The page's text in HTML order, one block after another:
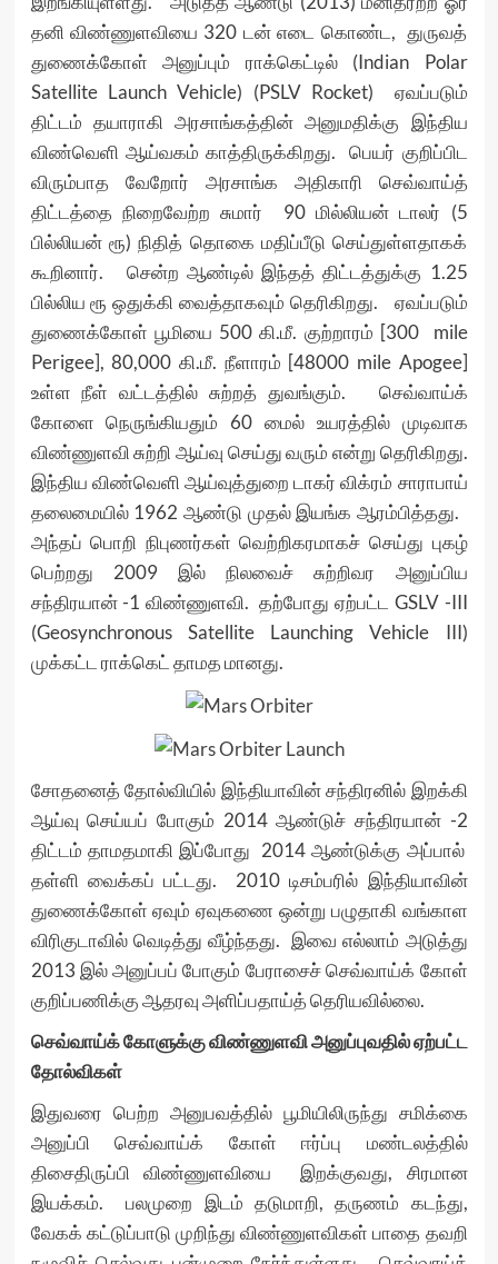
தனி விண்ணுளவியை 320 டன் எடை கொண்ட, துருவத்
துணைக்கோள் அனுப்பும் ராக்கெட்டில் (Indian Polar
Satellite Launch Vehicle) (PSLV Rocket) ஏவப்படும்
திட்டம் தயாராகி அரசாங்கத்தின் அனுமதிக்கு இந்திய
விண்வெளி ஆய்வகம் காத்திருக்கிறது. பெயர் குறிப்பிட
விரும்பாத வேறோர் அரசாங்க அதிகாரி செவ்வாய்த்
திட்டத்தை நிறைவேற்ற சுமார் 90 மில்லியன் டாலர் (5
பில்லியன் ரூ) நிதித் தொகை மதிப்பீடு செய்துள்ளதாகக்
கூறினார். சென்ற ஆண்டில் இந்தத் திட்டத்துக்கு 1.25
பில்லிய ரூ ஒதுக்கி வைத்தாகவும் தெரிகிறது. ஏவப்படும்
துணைக்கோள் பூமியை 500 கி.மீ. குற்றாரம் [300 mile
Perigee], 80,000 கி.மீ. நீளாரம் [48000 mile Apogee]
உள்ள நீள் வட்டத்தில் சுற்றத் துவங்கும். செவ்வாய்க்
கோளை நெருங்கியதும் 60 மைல் உயரத்தில் முடிவாக
விண்ணுளவி சுற்றி ஆய்வு செய்து வரும் என்று தெரிகிறது.
இந்திய விண்வெளி ஆய்வுத்துறை டாகர் விக்ரம் சாராபாய்
தலைமையில் 1962 ஆண்டு முதல் இயங்க ஆரம்பித்தது.
அந்தப் பொறி நிபுணர்கள் வெற்றிகரமாகச் செய்து புகழ்
பெற்றது 2009 இல் நிலவைச் சுற்றிவர அனுப்பிய
சந்திரயான் -1 விண்ணுளவி. தற்போது ஏற்பட்ட GSLV -III
(Geosynchronous Satellite Launching Vehicle III)
முக்கட்ட ராக்கெட் தாமத மானது.
சோதனைத் தோல்வியில் இந்தியாவின் சந்திரனில் இறக்கி
ஆய்வு செய்யப் போகும் 2014 ஆண்டுச் சந்திரயான் -2
திட்டம் தாமதமாகி இப்போது 2014 ஆண்டுக்கு அப்பால்
தள்ளி வைக்கப் பட்டது. 2010 டிசம்பரில் இந்தியாவின்
துணைக்கோள் ஏவும் ஏவுகணை ஒன்று பழுதாகி வங்காள
விரிகுடாவில் வெடித்து வீழ்ந்தது. இவை எல்லாம் அடுத்து
2013 இல் அனுப்பப் போகும் பேராசைச் செவ்வாய்க் கோள்
குறிப்பணிக்கு ஆதரவு அளிப்பதாய்த் தெரியவில்லை.
செவ்வாய்க் கோளுக்கு விண்ணுளவி அனுப்புவதில் ஏற்பட்ட
தோல்விகள்
இதுவரை பெற்ற அனுபவத்தில் பூமியிலிருந்து சமிக்கை
அனுப்பி செவ்வாய்க் கோள் ஈர்ப்பு மண்டலத்தில்
திசைதிருப்பி விண்ணுளவியை இறக்குவது, சிரமான
இயக்கம். பலமுறை இடம் தடுமாறி, தருணம் கடந்து,
வேகக் கட்டுப்பாடு முறிந்து விண்ணுளவிகள் பாதை தவறி